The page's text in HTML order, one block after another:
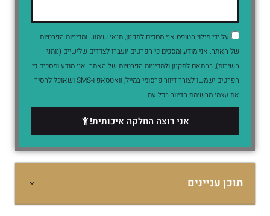
על ידי מילוי הטופס אני מסכים לתקנון, תנאי שימוש ומדיניות הפרטיות
של האתר. אני מודע ומסכים כי הפרטים יועברו לצדדים שלישיים (נותני
השירות), בהתאם לתקנון ולמדיניות הפרטיות של האתר. אני מודע ומסכים כי
הפרטים ישמשו לצורך דיוור פרסומי במייל, וואטסאפ ו-SMS ושאוכל להסיר
את עצמי מרשימת הדיוור בכל עת.
אני רוצה החלקה איכותית!
תוכן עניינים